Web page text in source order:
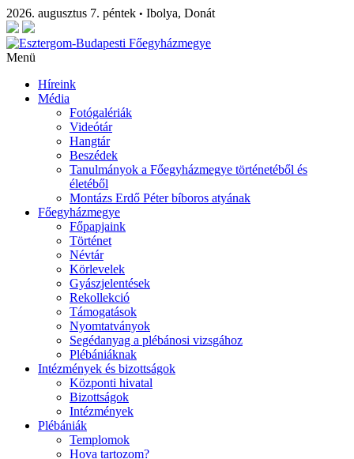
2026. augusztus 7. péntek • Ibolya, Donát
Menü
Híreink
Média
Fotógalériák
Videótár
Hangtár
Beszédek
Tanulmányok a Főegyházmegye történetéből és
életéből
Montázs Erdő Péter bíboros atyának
Főegyházmegye
Főpapjaink
Történet
Névtár
Körlevelek
Gyászjelentések
Rekollekció
Támogatások
Nyomtatványok
Segédanyag a plébánosi vizsgához
Plébániáknak
Intézmények és bizottságok
Központi hivatal
Bizottságok
Intézmények
Plébániák
Templomok
Hova tartozom?